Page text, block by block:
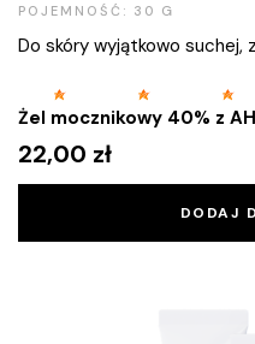
Żel mocznikowy 40% z
POJEMNOŚĆ: 30 G
Do skóry wyjątkowo suchej,
22,00 zł
DODAJ